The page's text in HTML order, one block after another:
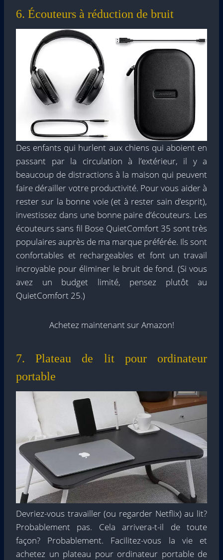
6. Écouteurs à réduction de bruit
Des enfants qui hurlent aux chiens qui aboient en
passant par la circulation à l’extérieur, il y a
beaucoup de distractions à la maison qui peuvent
faire dérailler votre productivité. Pour vous aider à
rester sur la bonne voie (et à rester sain d’esprit),
investissez dans une bonne paire d’écouteurs. Les
écouteurs sans fil Bose QuietComfort 35 sont très
populaires auprès de ma marque préférée. Ils sont
confortables et rechargeables et font un travail
incroyable pour éliminer le bruit de fond. (Si vous
avez un budget limité, pensez plutôt au
QuietComfort 25.)
Achetez maintenant sur Amazon!
7. Plateau de lit pour ordinateur
portable
Devriez-vous travailler (ou regarder Netflix) au lit?
Probablement pas. Cela arrivera-t-il de toute
façon? Probablement. Facilitez-vous la vie et
achetez un plateau pour ordinateur portable de